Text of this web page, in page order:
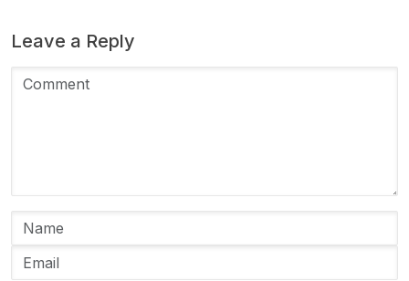
Leave a Reply